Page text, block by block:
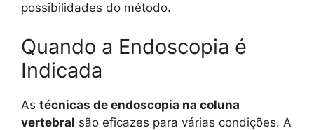
possibilidades do método.
Quando a Endoscopia é
Indicada
As técnicas de endoscopia na coluna
vertebral são eficazes para várias condições. A